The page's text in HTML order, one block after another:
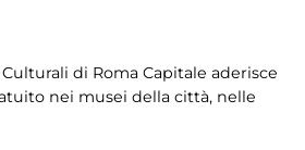
di Roma Capitale aderisce
nei musei della città, nelle